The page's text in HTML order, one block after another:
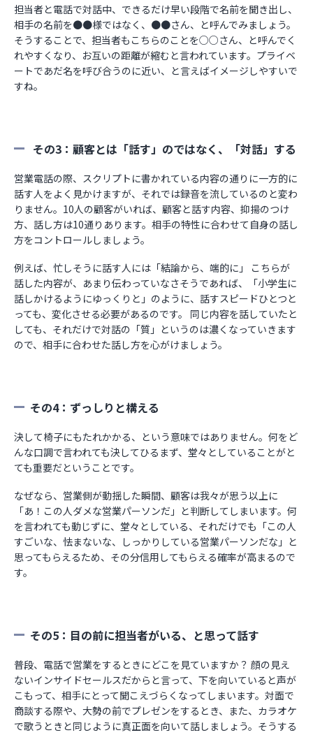
担当者と電話で対話中、できるだけ早い段階で名前を聞き出し、
相手の名前を●●様ではなく、●●さん、と呼んでみましょう。
そうすることで、担当者もこちらのことを○○さん、と呼んでく
れやすくなり、お互いの距離が縮むと言われています。プライベ
ートであだ名を呼び合うのに近い、と言えばイメージしやすいで
すね。
その3：顧客とは「話す」のではなく、「対話」する
営業電話の際、スクリプトに書かれている内容の通りに一方的に
話す人をよく見かけますが、それでは録音を流しているのと変わ
りません。10人の顧客がいれば、顧客と話す内容、抑揚のつけ
方、話し方は10通りあります。相手の特性に合わせて自身の話し
方をコントロールしましょう。
例えば、忙しそうに話す人には「結論から、端的に」 こちらが
話した内容が、あまり伝わっていなさそうであれば、「小学生に
話しかけるようにゆっくりと」のように、話すスピードひとつと
っても、変化させる必要があるのです。 同じ内容を話していたと
しても、それだけで対話の「質」というのは濃くなっていきます
ので、相手に合わせた話し方を心がけましょう。
その4：ずっしりと構える
決して椅子にもたれかかる、という意味ではありません。何をど
んな口調で言われても決してひるまず、堂々としていることがと
ても重要だということです。
なぜなら、営業側が動揺した瞬間、顧客は我々が思う以上に
「あ！この人ダメな営業パーソンだ」と判断してしまいます。何
を言われても動じずに、堂々としている、それだけでも「この人
すごいな、怯まないな、しっかりしている営業パーソンだな」と
思ってもらえるため、その分信用してもらえる確率が高まるので
す。
その5：目の前に担当者がいる、と思って話す
普段、電話で営業をするときにどこを見ていますか？ 顔の見え
ないインサイドセールスだからと言って、下を向いていると声が
こもって、相手にとって聞こえづらくなってしまいます。対面で
商談する際や、大勢の前でプレゼンをするとき、また、カラオケ
で歌うときと同じように真正面を向いて話しましょう。そうする